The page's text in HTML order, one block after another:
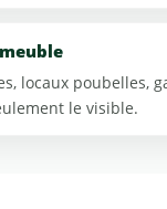
locaux poubelles,
le visible.